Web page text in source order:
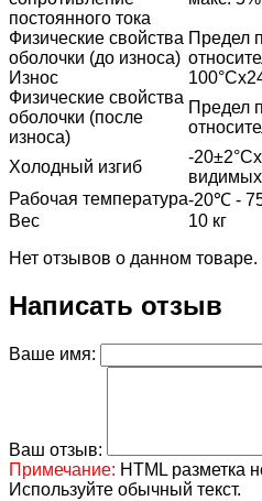
постоянного тока
Физические свойства
оболочки (до износа)
Предел
Износ
Физические свойства
оболочки (после
износа)
Предел
Холодный изгиб
-
Рабочая температура-20℃ -
Вес
10 кг
Нет отзывов о данном товаре.
Написать отзыв
Ваше имя:
Ваш отзыв:
Примечание: HTML разметка
Используйте обычный текст.